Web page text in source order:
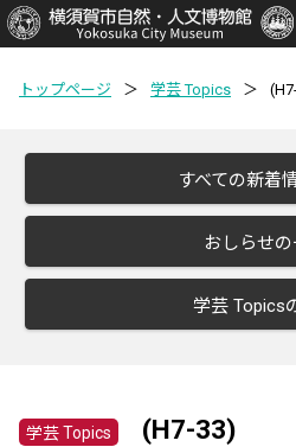
トップページ ＞ 学芸 Topics ＞
すべての新着
おしらせ
学芸 Topics
学芸 Topics (H7-33)